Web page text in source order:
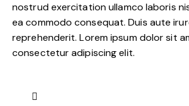
nostrud exercitation ullamco laboris
ea commodo consequat. Duis aute
reprehenderit. Lorem ipsum dolor sit
consectetur adipiscing elit.